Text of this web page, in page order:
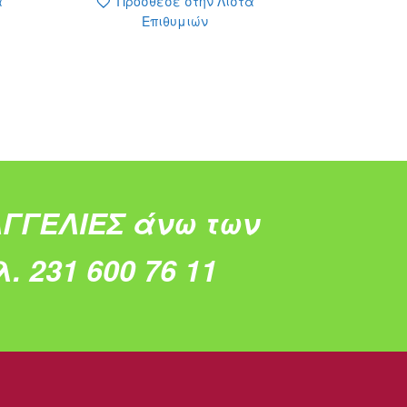
Επιθυμιών
άνω των
231 600 76 11